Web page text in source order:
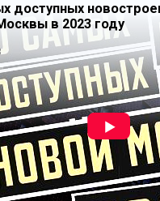
доступных
в 2023 году